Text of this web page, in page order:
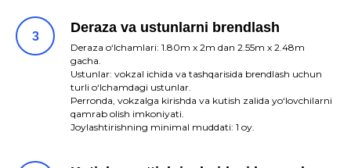
Deraza va ustunlarni brendlash
Deraza o‘lchamlari: 1.80m x 2m dan 2.55m x 2.48m
gacha.
Ustunlar: vokzal ichida va tashqarisida brendlash uchun
turli o‘lchamdagi ustunlar.
Perronda, vokzalga kirishda va kutish zalida yo‘lovchilarni
qamrab olish imkoniyati.
Joylashtirishning minimal muddati: 1 oy.